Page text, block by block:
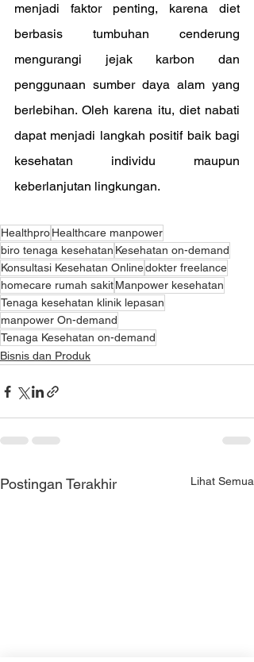
menjadi faktor penting, karena diet
berbasis tumbuhan cenderung
mengurangi jejak karbon dan
penggunaan sumber daya alam yang
berlebihan. Oleh karena itu, diet nabati
dapat menjadi langkah positif baik bagi
kesehatan individu maupun
keberlanjutan lingkungan.
HealthproHealthcare manpower
biro tenaga kesehatan Kesehatan on-demand
Konsultasi Kesehatan Onlinedokter freelance
homecare rumah sakitManpower kesehatan
Tenaga kesehatan klinik lepasan
manpower On-demand
Tenaga Kesehatan on-demand
Bisnis dan Produk
Postingan Terakhir Lihat Semua